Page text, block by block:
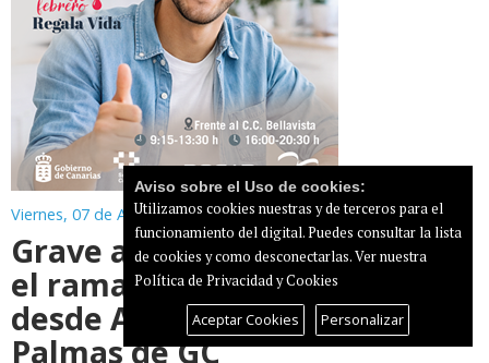
Viernes, 07 de Agosto de 2026
Grave accidente de tráfico en
el ramal de incorporación
desde Arguineguín a Las
Palmas de GC
Aviso sobre el Uso de cookies:
Utilizamos cookies nuestras y de terceros para el
funcionamiento del digital. Puedes consultar la lista
de cookies y como desconectarlas.Ver nuestra
Política de Privacidad y Cookies
Aceptar Cookies Personalizar